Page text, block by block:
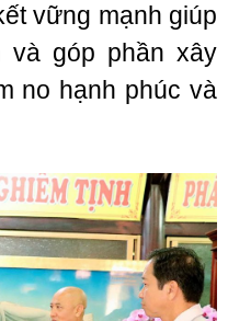
vững mạnh giúp
và góp phần xây
no hạnh phúc và